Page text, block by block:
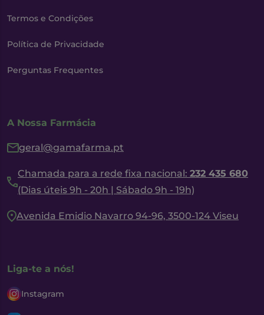
Termos e Condições
Política de Privacidade
Perguntas Frequentes
A Nossa Farmácia
geral@gamafarma.pt
Chamada para a rede fixa nacional: 232 435 680
(Dias úteis 9h - 20h | Sábado 9h - 19h)
Avenida Emidio Navarro 94-96, 3500-124 Viseu
Liga-te a nós!
Instagram